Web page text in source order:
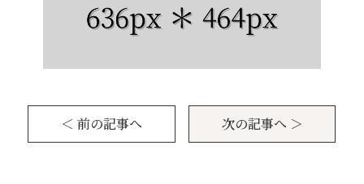
＜ 前の記事へ 次の記事へ ＞